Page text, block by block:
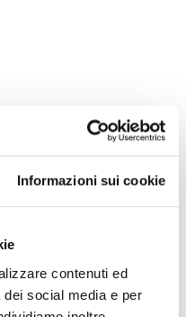
Informazioni sui cookie
contenuti ed
social media e per
Marine